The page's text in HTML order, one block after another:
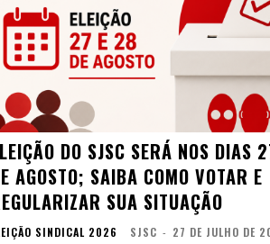
DO SJSC SERÁ NOS DIAS
AGOSTO; SAIBA COMO VOTAR E
SUA SITUAÇÃO
SINDICAL 2026 SJSC - 27 DE JULHO DE